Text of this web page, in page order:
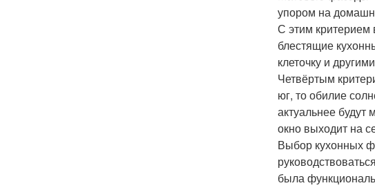
упором на
С этим критерием
блестящие
клеточку и
Четвёртым
юг, то обилие
актуальнее будут
окно выходит на
Выбор кухонных
была